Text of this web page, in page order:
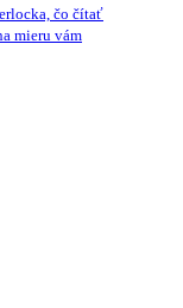
čo čítať
mieru vám